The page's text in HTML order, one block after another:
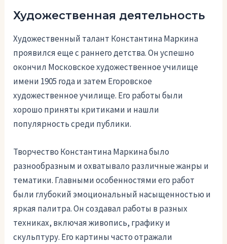
Художественная деятельность
Художественный талант Константина Маркина
проявился еще с раннего детства. Он успешно
окончил Московское художественное училище
имени 1905 года и затем Егоровское
художественное училище. Его работы были
хорошо приняты критиками и нашли
популярность среди публики.
Творчество Константина Маркина было
разнообразным и охватывало различные жанры и
тематики. Главными особенностями его работ
были глубокий эмоциональный насыщенностью и
яркая палитра. Он создавал работы в разных
техниках, включая живопись, графику и
скульптуру. Его картины часто отражали